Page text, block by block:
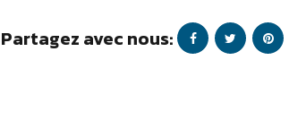
Partagez avec nous: